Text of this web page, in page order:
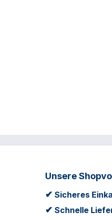
Unsere
✔ Sicheres
✔ Schnelle